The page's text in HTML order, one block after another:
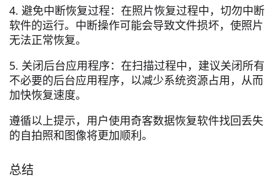
4. 避免中断恢复过程：在照片恢复过程中，切勿中断
软件的运行。中断操作可能会导致文件损坏，使照片
无法正常恢复。
5. 关闭后台应用程序：在扫描过程中，建议关闭所有
不必要的后台应用程序，以减少系统资源占用，从而
加快恢复速度。
遵循以上提示，用户使用奇客数据恢复软件找回丢失
的自拍照和图像将更加顺利。
总结